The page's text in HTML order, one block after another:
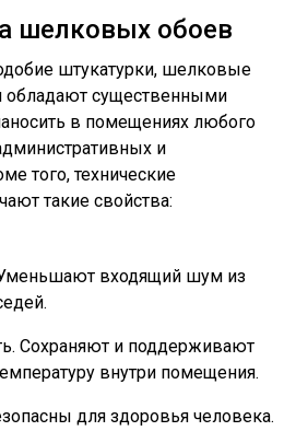
шелковых обоев
штукатурки, шелковые
обладают существенными
в помещениях любого
и
того, технические
такие свойства:
входящий шум из
Сохраняют и поддерживают
внутри помещения.
для здоровья человека.